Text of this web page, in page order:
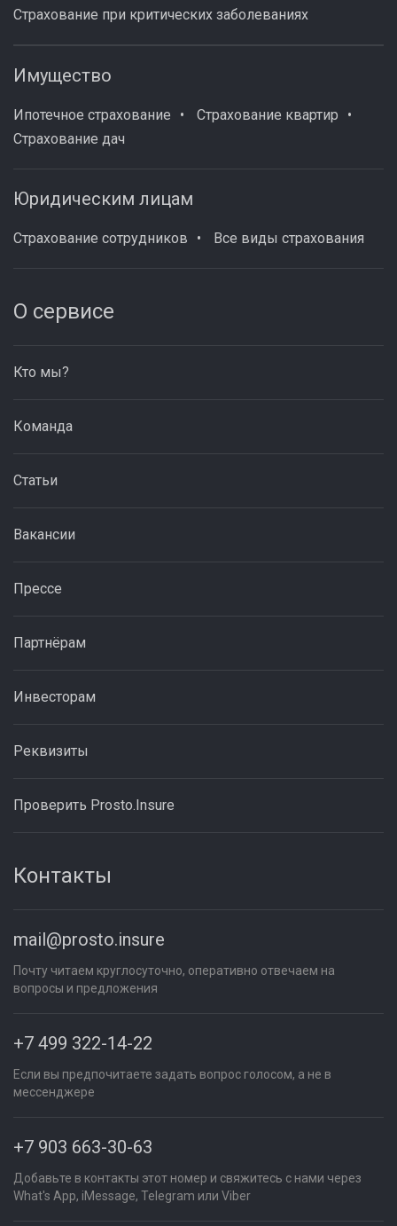
Страхование при критических заболеваниях
Имущество
Ипотечное страхование
Страхование квартир
Страхование дач
Юридическим лицам
Страхование сотрудников Все виды страхования
О сервисе
Кто мы?
Команда
Статьи
Вакансии
Прессе
Партнёрам
Инвесторам
Реквизиты
Проверить Prosto.Insure
Контакты
mail@prosto.insure
Почту читаем круглосуточно, оперативно отвечаем на
вопросы и предложения
+7 499 322-14-22
Если вы предпочитаете задать вопрос голосом, а не в
мессенджере
+7 903 663-30-63
Добавьте в контакты этот номер и свяжитесь с нами через
What's App, iMessage, Telegram или Viber